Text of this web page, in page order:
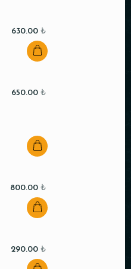
630.00 ₺
650.00 ₺
800.00 ₺
290.00 ₺